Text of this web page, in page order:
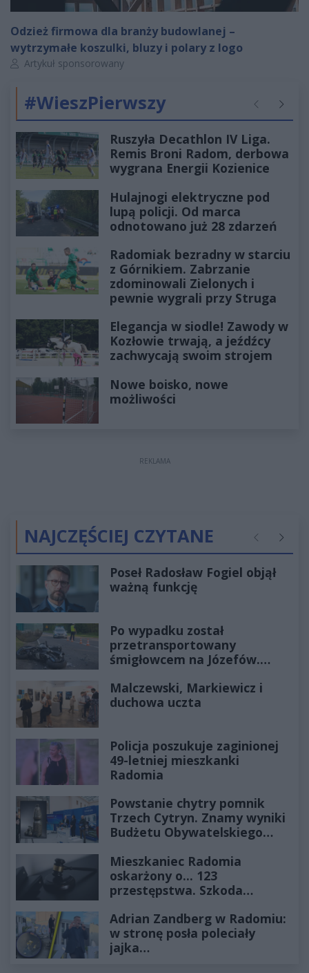
Odzież firmowa dla branży budowlanej –
wytrzymałe koszulki, bluzy i polary z logo
Autor artykułu:
Artykuł sponsorowany
#WieszPierwszy Poprzednie
Ruszyła Decathlon IV Liga.
Remis Broni Radom, derbowa
wygrana Energii Kozienice
Hulajnogi elektryczne pod
lupą policji. Od marca
odnotowano już 28 zdarzeń
Radomiak bezradny w starciu
z Górnikiem. Zabrzanie
zdominowali Zielonych i
pewnie wygrali przy Struga
Elegancja w siodle! Zawody w
Kozłowie trwają, a jeźdźcy
zachwycają swoim strojem
Nowe boisko, nowe
możliwości
REKLAMA
NAJCZĘŚCIEJ CZYTANE Poprzednie
Poseł Radosław Fogiel objął
ważną funkcję
Po wypadku został
przetransportowany
śmigłowcem na Józefów.
Malczewski, Markiewicz i
duchowa uczta
Policja poszukuje zaginionej
49-letniej mieszkanki
Radomia
Powstanie chytry pomnik
Trzech Cytryn. Znamy wyniki
Budżetu Obywatelskiego
Mieszkaniec Radomia
oskarżony o... 123
przestępstwa. Szkoda
złotych
Adrian Zandberg w Radomiu:
w stronę posła poleciały
jajka…